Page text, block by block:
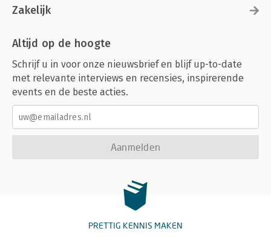
Zakelijk
Altijd op de hoogte
Schrijf u in voor onze nieuwsbrief en blijf up-to-date
met relevante interviews en recensies, inspirerende
events en de beste acties.
Aanmelden
PRETTIG KENNIS MAKEN